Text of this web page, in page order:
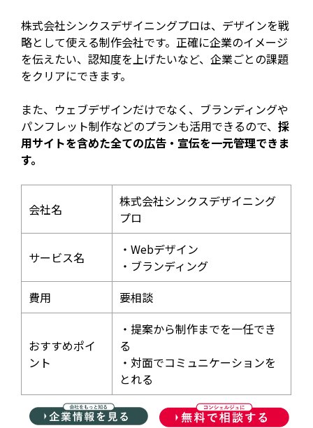
株式会社シンクスデザイニングプロは、デザインを戦
略として使える制作会社です。正確に企業のイメージ
を伝えたい、認知度を上げたいなど、企業ごとの課題
をクリアにできます。
また、ウェブデザインだけでなく、ブランディングや
パンフレット制作などのプランも活用できるので、採
用サイトを含めた全ての広告・宣伝を一元管理できま
す。
会社名
株式会社シンクスデザイニング
プロ
サービス名
・Webデザイン
・ブランディング
費用
要相談
おすすめポイ
ント
・提案から制作までを一任でき
る
・対面でコミュニケーションを
とれる